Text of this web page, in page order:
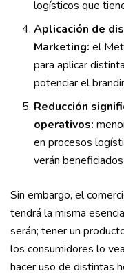
logísticos que
Aplicación de
Marketing:el
para aplicar
potenciar el
Reducción
operativos:
en procesos
verán
Sin embargo, el
tendrá la misma
serán; tener un
los consumidores lo
hacer uso de distintas